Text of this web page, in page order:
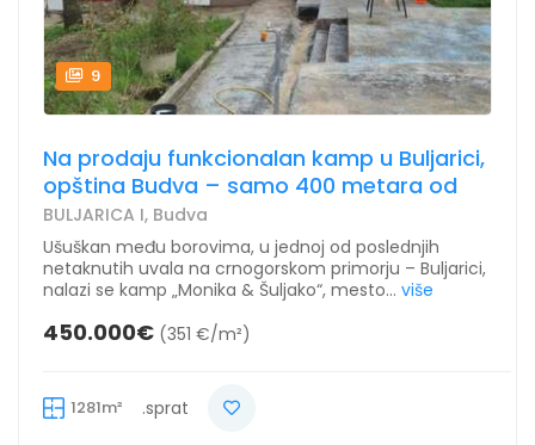
9
Na prodaju funkcionalan kamp u Buljarici,
opština Budva – samo 400 metara od
BULJARICA I, Budva
Ušuškan među borovima, u jednoj od poslednjih
netaknutih uvala na crnogorskom primorju – Buljarici,
nalazi se kamp „Monika & Šuljako“, mesto... više
450.000€ (351 €/m²)
1281m² .sprat